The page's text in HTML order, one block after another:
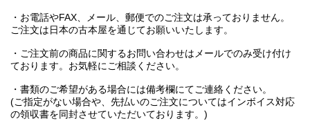
・お電話やFAX、メール、郵便でのご注文は承っておりません。
ご注文は日本の古本屋を通じてお願いいたします。
・ご注文前の商品に関するお問い合わせはメールでのみ受け付け
ております。お気軽にご相談ください。
・書類のご希望がある場合には備考欄にてご連絡ください。
(ご指定がない場合や、先払いのご注文についてはインボイス対応
の領収書を同封させていただいております。)